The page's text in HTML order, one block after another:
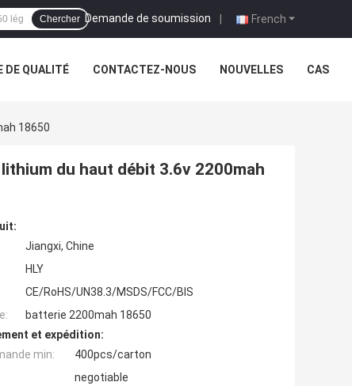
French
Demande de soumission |
Chercher
DE QUALITÉ CONTACTEZ-NOUS NOUVELLES CAS
18650
du haut débit 3.6v 2200mah
Jiangxi, Chine
HLY
CE/RoHS/UN38.3/MSDS/FCC/BIS
batterie 2200mah 18650
et expédition:
min:
400pcs/carton
negotiable